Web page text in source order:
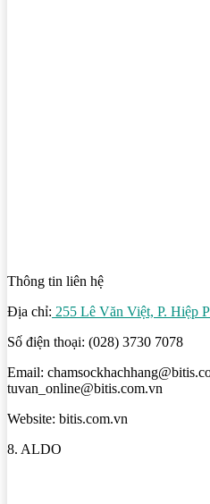
Thông tin liên hệ
Địa chỉ: 255 Lê Văn Việt, P. Hiệp
Số điện thoại: (028) 3730 7078
Email:
tuvan_online@bitis.com.vn
Website: bitis.com.vn
8. ALDO